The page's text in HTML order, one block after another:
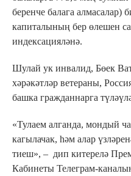
беренче балага алмасалар)
капиталының бер өлешен
индексацияләнә.
Шулай ук инвалид, Бөек
хәрәкәтләр ветераны,
башка гражданнарга
«Тулаем алганда, мондый
кагылачак, һәм алар
тиеш», – дип китерелә
Кабинеты Телеграм-